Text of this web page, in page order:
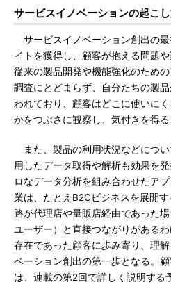
サービスイノベーションの起こ
サービスイノベーション創出の
イトを獲得し、顧客が抱える問題
従来の製品開発や機能強化のため
調査にとどまらず、自分たちの製
われており、顧客はどこに使いに
かをつぶさに観察し、気付きを得る
また、製品の利用状況などにつ
用したデータ取得や解析も効果を
ロなデータ分析を組み合わせたア
業は、たとえB2Cビジネスを展開
路が代理店や量販店経由であった
ユーザー）と直接つながりがある
存在であった顧客に歩み寄り、理
ベーション創出の第一歩となる。
は、連載の第2回で詳しく説明する